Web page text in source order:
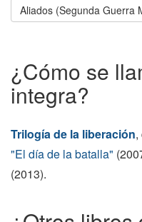
Aliados (Segunda Guerra
¿Cómo se
integra?
Trilogía de la liberación,
"El día de la batalla"
(2013).